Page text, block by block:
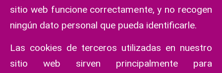
sitio web funcione correctamente, y no recogen
ningún dato personal que pueda identificarle.
Las cookies de terceros utilizadas en nuestro
sitio web sirven principalmente para